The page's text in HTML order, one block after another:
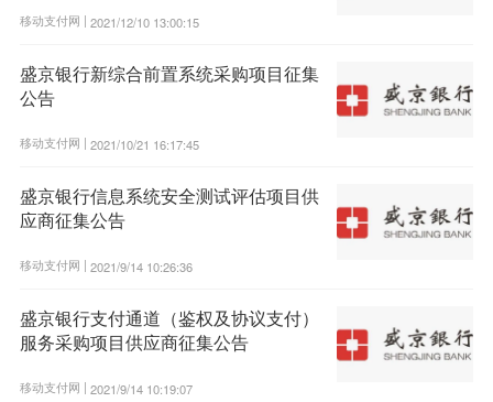
移动支付网 | 2021/12/10 13:00:15
盛京银行新综合前置系统采购项目征集
公告
移动支付网 | 2021/10/21 16:17:45
盛京银行信息系统安全测试评估项目供
应商征集公告
移动支付网 | 2021/9/14 10:26:36
盛京银行支付通道（鉴权及协议支付）
服务采购项目供应商征集公告
移动支付网 | 2021/9/14 10:19:07